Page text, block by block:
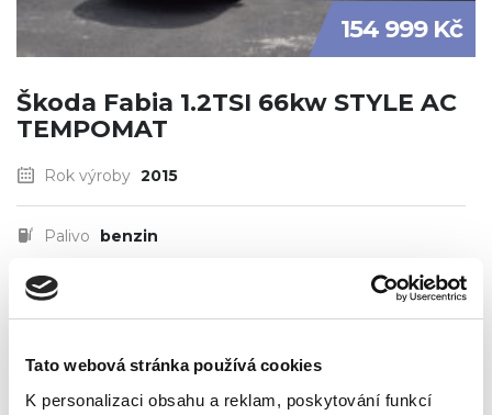
Tato webová stránka používá cookies
K personalizaci obsahu a reklam, poskytování funkcí
154 999 Kč
Škoda Fabia 1.2TSI 66kw STYLE AC
TEMPOMAT
Rok výroby 2015
Palivo benzin
Najeto